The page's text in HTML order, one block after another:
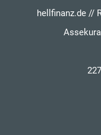
hellfinanz.de //